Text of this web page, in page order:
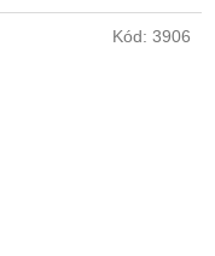
Kód: 3906